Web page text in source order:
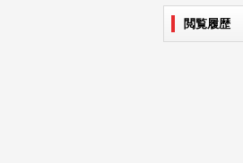
閲覧履歴